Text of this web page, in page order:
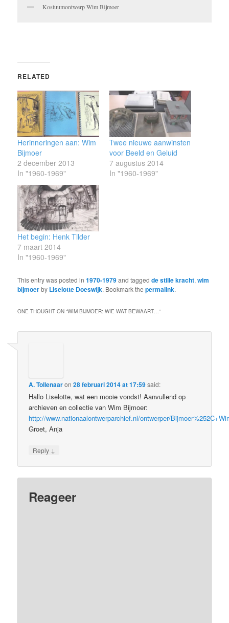
Kostuumontwerp Wim Bijmoer
RELATED
Herinneringen aan: Wim
Bijmoer
2 december 2013
In "1960-1969"
Twee nieuwe aanwinsten
voor Beeld en Geluid
7 augustus 2014
In "1960-1969"
Het begin: Henk Tilder
7 maart 2014
In "1960-1969"
This entry was posted in1970-1979and taggedde stille kracht,wim
bijmoerby Liselotte Doeswijk. Bookmark thepermalink.
ONE THOUGHT ON “WIM BIJMOER: WIE WAT BEWAART…”
A. Tollenaaron28 februari 2014 at 17:59said:
Hallo Liselotte, wat een mooie vondst! Aanvullend op
archieven en collectie van Wim Bijmoer:
http://www.nationaalontwerparchief.nl/ontwerper/
Groet, Anja
Reply ↓
Reageer